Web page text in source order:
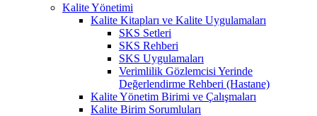
Kalite Yönetimi
Kalite Kitapları ve Kalite Uygulamaları
SKS Setleri
SKS Rehberi
SKS Uygulamaları
Verimlilik Gözlemcisi Yerinde
Değerlendirme Rehberi (Hastane)
Kalite Yönetim Birimi ve Çalışmaları
Kalite Birim Sorumluları